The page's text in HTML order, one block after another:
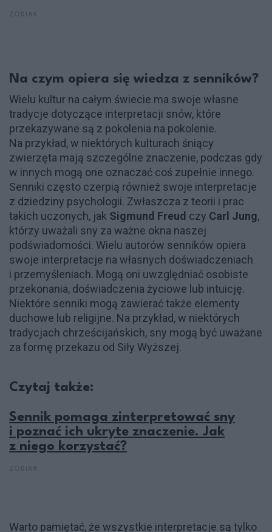
Na czym opiera się wiedza z senników?
Wielu kultur na całym świecie ma swoje własne
tradycje dotyczące interpretacji snów, które
przekazywane są z pokolenia na pokolenie.
Na przykład, w niektórych kulturach śniący
zwierzęta mają szczególne znaczenie, podczas gdy
w innych mogą one oznaczać coś zupełnie innego.
Senniki często czerpią również swoje interpretacje
z dziedziny psychologii. Zwłaszcza z teorii i prac
takich uczonych, jak Sigmund Freud czy Carl Jung,
którzy uważali sny za ważne okna naszej
podświadomości. Wielu autorów senników opiera
swoje interpretacje na własnych doświadczeniach
i przemyśleniach. Mogą oni uwzględniać osobiste
przekonania, doświadczenia życiowe lub intuicję.
Niektóre senniki mogą zawierać także elementy
duchowe lub religijne. Na przykład, w niektórych
tradycjach chrześcijańskich, sny mogą być uważane
za formę przekazu od Siły Wyższej.
Czytaj także:
Sennik pomaga zinterpretować sny
i poznać ich ukryte znaczenie. Jak
z niego korzystać?
Warto pamiętać, że wszystkie interpretacje są tylko